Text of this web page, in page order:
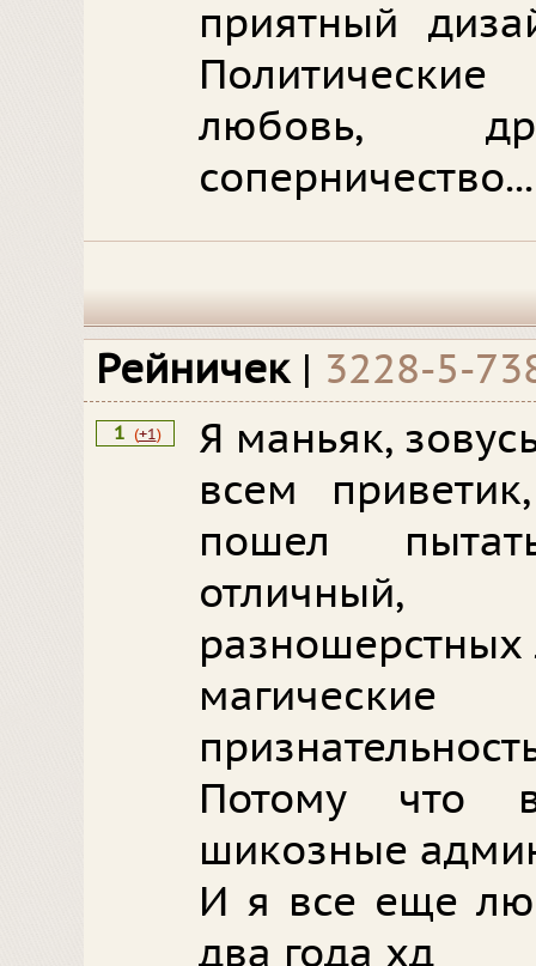
приятный
любовь,
Рейничек | 3228-5-
1 (+1)
Я маньяк,
всем
пошел
Потому что
шикозные
И я все еще
два года хд